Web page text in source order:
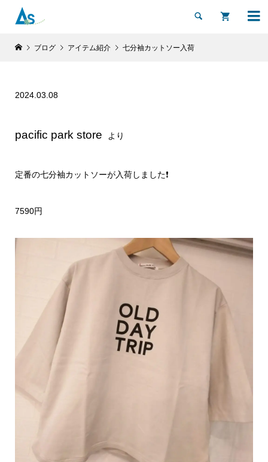
 
ブログ アイテム紹介 七分袖カットソー入荷
2024.03.08
pacific park store より
定番の七分袖カットソーが入荷しました❗️
7590円